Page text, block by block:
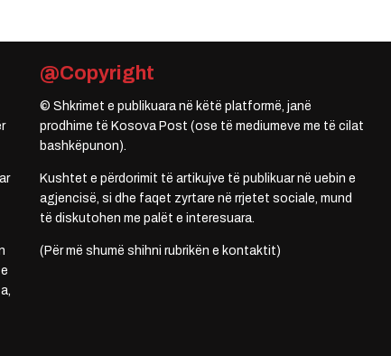
@Copyright
© Shkrimet e publikuara në këtë platformë, janë
prodhime të Kosova Post (ose të mediumeve me të cilat
bashkëpunon).
Kushtet e përdorimit të artikujve të publikuar në uebin e
agjencisë, si dhe faqet zyrtare në rrjetet sociale, mund
të diskutohen me palët e interesuara.
(Për më shumë shihni rubrikën e kontaktit)